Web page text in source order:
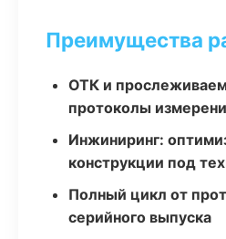
Преимущества
ОТК и
протоколы
Инжиниринг:
конструкции под
Полный цикл от
серийного выпуска